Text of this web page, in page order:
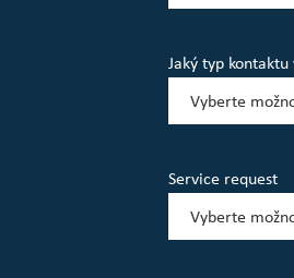
Jaký typ
Service request